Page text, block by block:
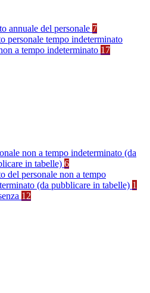
annuale del personale 7
personale tempo indeterminato
a tempo indeterminato 17
non a tempo indeterminato (da
in tabelle) 6
del personale non a tempo
(da pubblicare in tabelle) 1
12